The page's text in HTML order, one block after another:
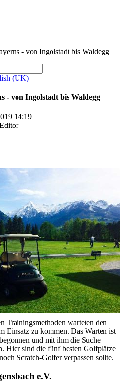
- von Ingolstadt bis Waldegg
- von Ingolstadt bis Waldegg
14:19
Trainingsmethoden warteten den
Einsatz zu kommen. Das Warten ist
und mit ihm die Suche
Hier sind die fünf besten Golfplätze
Scratch-Golfer verpassen sollte.
e.V.